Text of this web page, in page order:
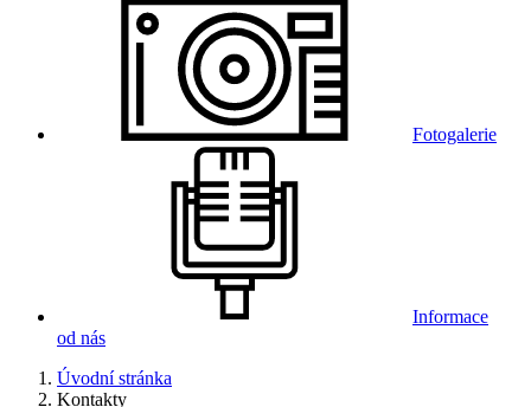
Fotogalerie
Informace
od nás
Úvodní stránka
Kontakty